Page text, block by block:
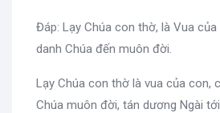
Đáp: Lạy Chúa con thờ, là Vua
danh Chúa đến muôn đời.
Lạy Chúa con thờ là vua của con,
Chúa muôn đời, tán dương Ngài